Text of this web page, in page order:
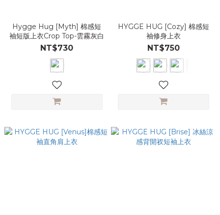
Hygge Hug [Myth] 棉感短
袖短版上衣Crop Top-雲霧灰白
NT$730
HYGGE HUG [Cozy] 棉感短
袖修身上衣
NT$750